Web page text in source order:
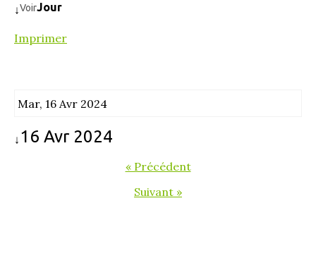
↓VoirJour
Imprimer
Mar, 16 Avr 2024
↓ 16 Avr 2024
« Précédent
Suivant »